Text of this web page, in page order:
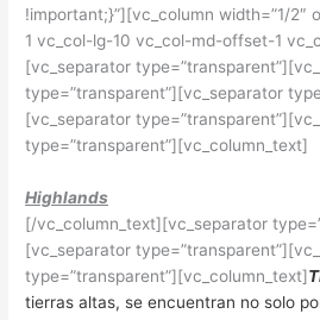
!important;}”][vc_column width=”1/
1 vc_col-lg-10 vc_col-md-offset-1
[vc_separator
type=”transparent”][vc_separator
[vc_separator
type=”transparent”][vc_column_text]
Highlands
[/vc_column_text][vc_separator
[vc_separator
type=”transparent”][vc_column_text]
tierras altas, se encuentran no solo